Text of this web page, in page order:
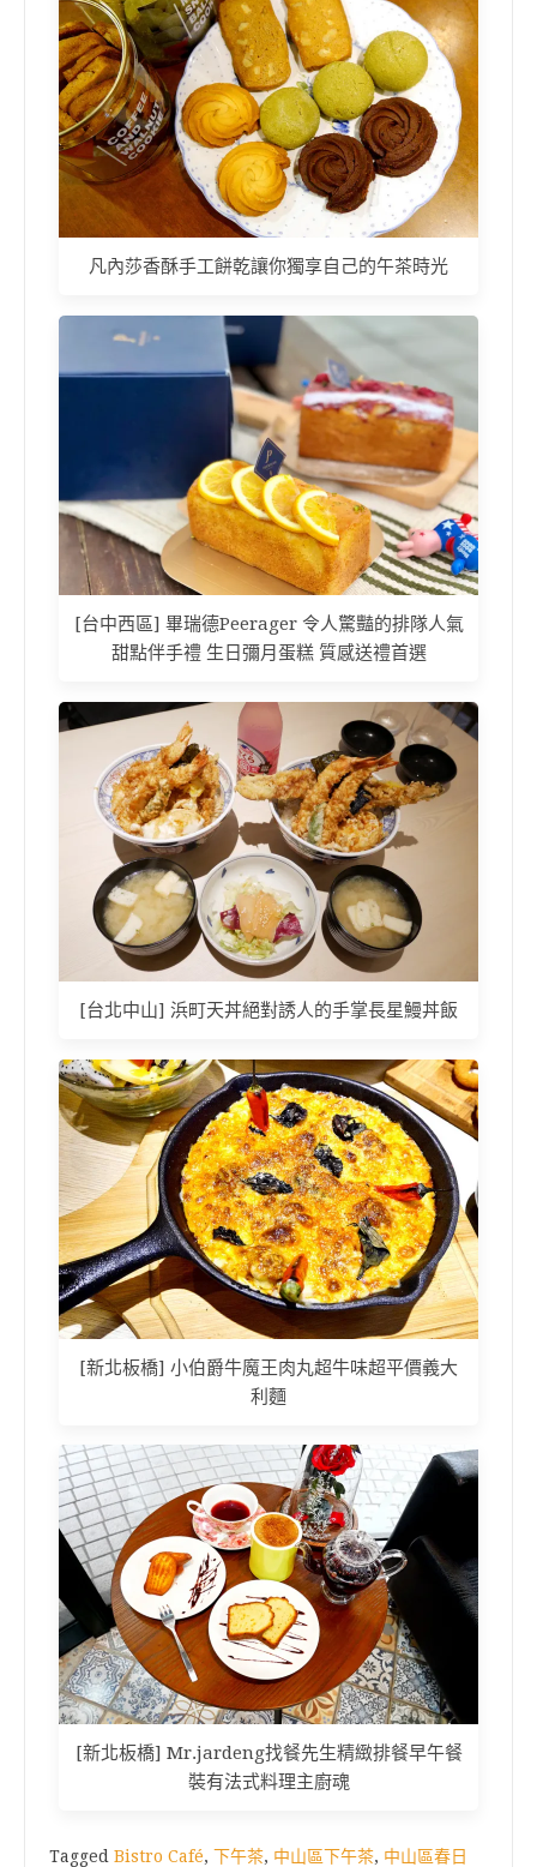
凡內莎香酥手工餅乾讓你獨享自己的午茶時光
[台中西區] 畢瑞德Peerager 令人驚豔的排隊人氣
甜點伴手禮 生日彌月蛋糕 質感送禮首選
[台北中山] 浜町天丼絕對誘人的手掌長星鰻丼飯
[新北板橋] 小伯爵牛魔王肉丸超牛味超平價義大
利麵
[新北板橋] Mr.jardeng找餐先生精緻排餐早午餐
裝有法式料理主廚魂
Tagged Bistro Café, 下午茶, 中山區下午茶, 中山區春日